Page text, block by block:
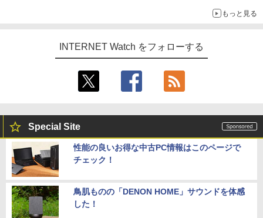
もっと見る
INTERNET Watch をフォローする
Special Site
性能の良いお得な中古PC情報はこのページで
チェック！
鳥肌ものの「DENON HOME」サウンドを体感
した！